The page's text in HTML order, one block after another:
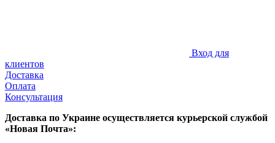
Вход для
клиентов
Доставка
Оплата
Консультация
Доставка по Украине осуществляется курьерской службой
«Новая Почта»: